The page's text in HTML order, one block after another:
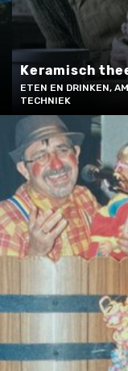
Keramisch
ETEN EN DRINKEN,
TECHNIEK